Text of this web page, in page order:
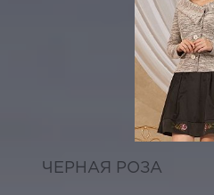
ЧЕРНАЯ РОЗА